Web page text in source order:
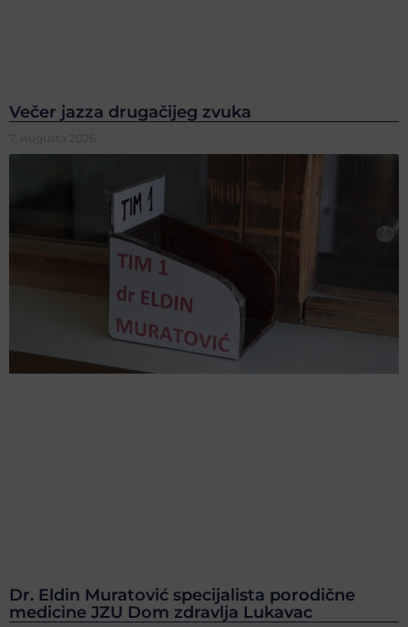
Večer jazza drugačijeg zvuka
7. Augusta 2026.
Dr. Eldin Muratović specijalista porodične
medicine JZU Dom zdravlja Lukavac